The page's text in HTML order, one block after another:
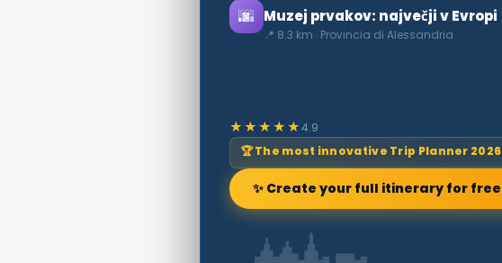
🌆 Muzej prvakov: največji v Evropi
📍 8.3 km · Provincia di Alessandria
★★★★★4.9
🏆 The most innovative Trip Planner 2026
✨ Create your full itinerary for free